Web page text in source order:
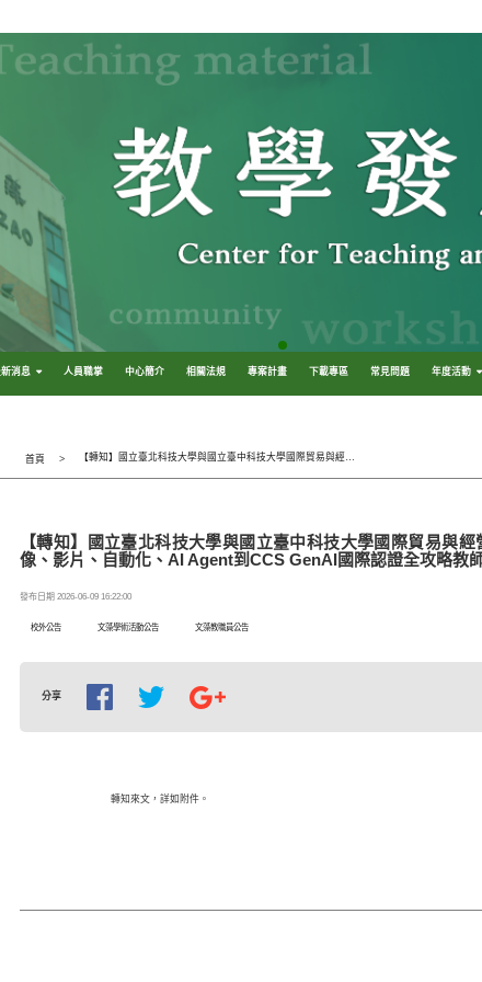
消息 人員職掌 中心簡介 相關法規 專案計畫 下載專區 常見問題 年度活動
首頁 【轉知】國立臺北科技大學與國立臺中科技大學國際貿易與經營系合作辦理115年「Gen AI超進化創作工坊：從影像、影片、自動化、AI Agent到CCS GenAI國際認證全攻略教師研習」課程
【轉知】國立臺北科技大學與國立臺中科技大學國際貿易與
像、影片、自動化、AI Agent到CCS GenAI國際認證全攻略教
發布日期 2026-06-09 16:22:00
校外公告 文藻學術活動公告 文藻教職員公告
分享
轉知來文，詳如附件。